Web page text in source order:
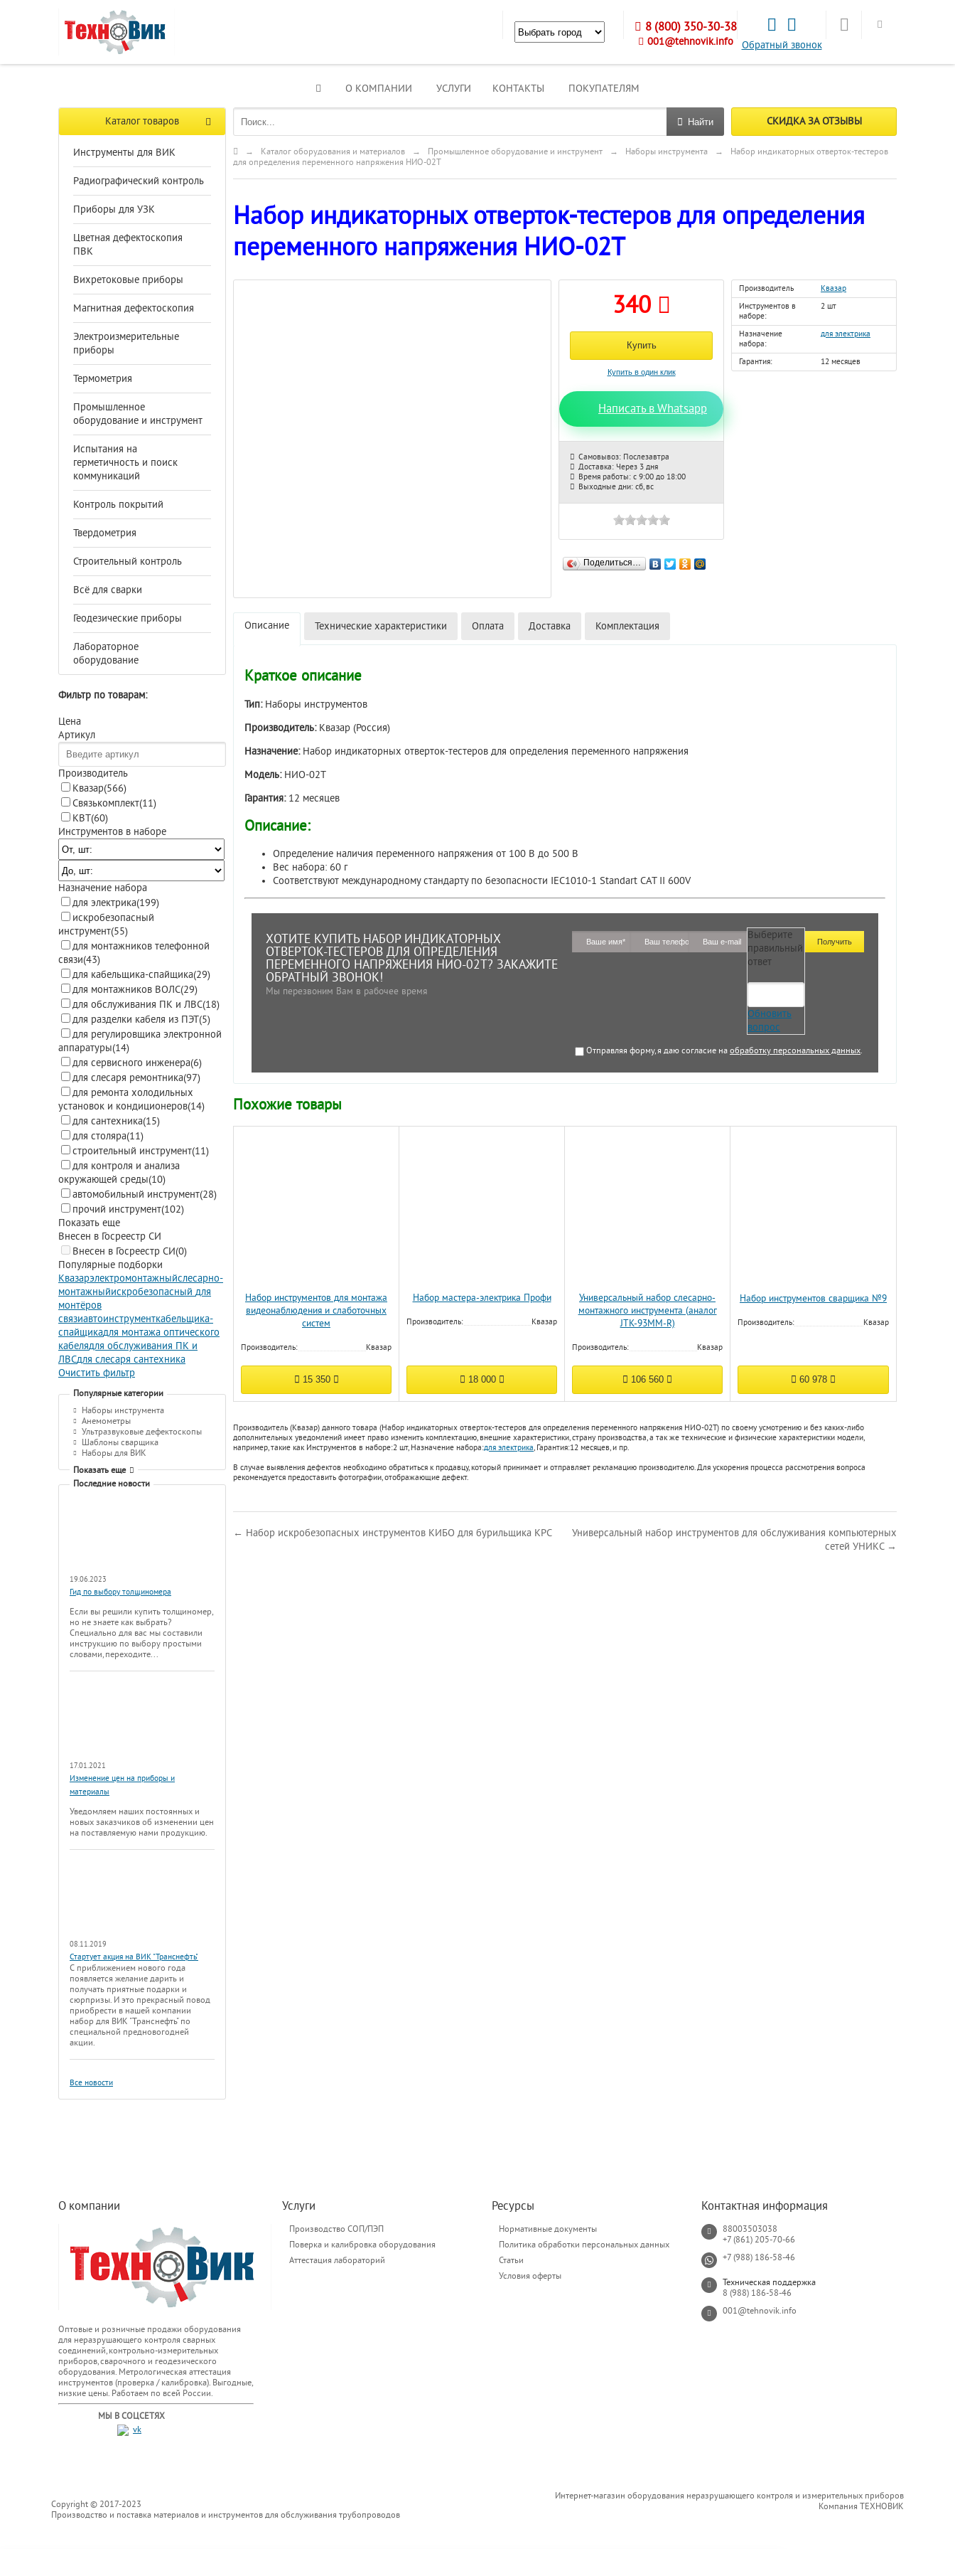
Обратный звонок
8 (800) 350-30-38
001@tehnovik.info
О КОМПАНИИ УСЛУГИ КОНТАКТЫ ПОКУПАТЕЛЯМ
Каталог товаров
Инструменты для ВИК
Радиографический контроль
Приборы для УЗК
Цветная дефектоскопия
ПВК
Вихретоковые приборы
Магнитная дефектоскопия
Электроизмерительные
приборы
Термометрия
Промышленное
оборудование и инструмент
Испытания на
герметичность и поиск
коммуникаций
Контроль покрытий
Твердометрия
Строительный контроль
Всё для сварки
Геодезические приборы
Лабораторное
оборудование
Фильтр по товарам:
Цена
Артикул
Производитель
Квазар(566)
Связькомплект(11)
КВТ(60)
Инструментов в наборе
Назначение набора
для электрика(199)
искробезопасный
инструмент(55)
для монтажников телефонной
связи(43)
для кабельщика-спайщика(29)
для монтажников ВОЛС(29)
для обслуживания ПК и ЛВС(18)
для разделки кабеля из ПЭТ(5)
для регулировщика электронной
аппаратуры(14)
для сервисного инженера(6)
для слесаря ремонтника(97)
для ремонта холодильных
установок и кондиционеров(14)
для сантехника(15)
для столяра(11)
строительный инструмент(11)
для контроля и анализа
окружающей среды(10)
автомобильный инструмент(28)
прочий инструмент(102)
Показать еще
Внесен в Госреестр СИ
Внесен в Госреестр СИ(0)
Популярные подборки
Квазарэлектромонтажныйслесарно-
монтажныйискробезопасный для
монтёров
связиавтоинструменткабельщика-
спайщикадля монтажа оптического
кабелядля обслуживания ПК и
ЛВСдля слесаря сантехника
Очистить фильтр
Популярные категории
Наборы инструмента
Анемометры
Ультразвуковые дефектоскопы
Шаблоны сварщика
Наборы для ВИК
Показать еще
Последние новости
19.06.2023
Гид по выбору толщиномера
Если вы решили купить толщиномер,
но не знаете как выбрать?
Специально для вас мы составили
инструкцию по выбору простыми
словами, переходите...
17.01.2021
Изменение цен на приборы и
материалы
Уведомляем наших постоянных и
новых заказчиков об изменении цен
на поставляемую нами продукцию.
08.11.2019
Стартует акция на ВИК "Транснефть"
С приближением нового года
появляется желание дарить и
получать приятные подарки и
сюрпризы. И это прекрасный повод
приобрести в нашей компании
набор для ВИК "Транснефть" по
специальной предновогодней
акции.
Все новости
Найти СКИДКА ЗА ОТЗЫВЫ
→ Каталог оборудования и материалов → Промышленное оборудование и инструмент → Наборы инструмента →
Набор индикаторных отверток-тестеров
для определения переменного напряжения НИО-02Т
Набор индикаторных отверток-тестеров для определения
переменного напряжения НИО-02Т
340
Написать в Whatsapp
Самовывоз: Послезавтра
Доставка: Через 3 дня
Время работы: с 9:00 до 18:00
Выходные дни: сб, вс
Поделиться…
Производитель
Квазар
Инструментов в
наборе:
2 шт
Назначение
набора:
для электрика
Гарантия: 12 месяцев
Описание Технические характеристики Оплата Доставка Комплектация
Краткое описание
Тип: Наборы инструментов
Производитель: Квазар (Россия)
Назначение: Набор индикаторных отверток-тестеров для определения переменного напряжения
Модель: НИО-02Т
Гарантия:12 месяцев
Описание:
Определение наличия переменного напряжения от 100 В до 500 В
Вес набора: 60 г
Соответствуют международному стандарту по безопасности IEC1010-1 Standart CAT II 600V
ХОТИТЕ КУПИТЬ НАБОР ИНДИКАТОРНЫХ
ОТВЕРТОК-ТЕСТЕРОВ ДЛЯ ОПРЕДЕЛЕНИЯ
ПЕРЕМЕННОГО НАПРЯЖЕНИЯ НИО-02Т? ЗАКАЖИТЕ
ОБРАТНЫЙ ЗВОНОК!
Мы перезвоним Вам в рабочее время
Выберите
правильный
ответ
Обновить
вопрос
Отправляя форму, я даю согласие на обработку персональных данных.
Похожие товары
Набор инструментов для монтажа
видеонаблюдения и слаботочных
систем
Производитель: Квазар
15 350
Набор мастера-электрика Профи
Производитель: Квазар
18 000
Универсальный набор слесарно-
монтажного инструмента (аналог
JTK-93MM-R)
Производитель: Квазар
106 560
Набор инструментов сварщика №9
Производитель: Квазар
60 978
Производитель (Квазар) данного товара (Набор индикаторных отверток-тестеров для определения переменного напряжения НИО-02Т) по своему усмотрению и без каких-либо
дополнительных уведомлений имеет право изменить комплектацию, внешние характеристики, страну производства, а так же технические и физические характеристики модели,
например, такие как Инструментов в наборе:2 шт, Назначение набора:для электрика, Гарантия:12 месяцев, и пр.
В случае выявления дефектов необходимо обратиться к продавцу, который принимает и отправляет рекламацию производителю. Для ускорения процесса рассмотрения вопроса
рекомендуется предоставить фотографии, отображающие дефект.
← Набор искробезопасных инструментов КИБО для бурильщика КРС
Универсальный набор инструментов для обслуживания компьютерных
сетей УНИКС →
О компании
Оптовые и розничные продажи оборудования
для неразрушающего контроля сварных
соединений, контрольно-измерительных
приборов, сварочного и геодезического
оборудования. Метрологическая аттестация
инструментов (проверка / калибровка). Выгодные,
низкие цены. Работаем по всей России.
МЫ В СОЦСЕТЯХ
Услуги
Производство СОП/ПЭП
Поверка и калибровка оборудования
Аттестация лабораторий
Ресурсы
Нормативные документы
Политика обработки персональных данных
Статьи
Условия оферты
Контактная информация
88003503038
+7 (861) 205-70-66
+7 (988) 186-58-46
Техническая поддержка
8 (988) 186-58-46
001@tehnovik.info
Copyright © 2017-2023
Производство и поставка материалов и инструментов для обслуживания трубопроводов
Интернет-магазин оборудования неразрушающего контроля и измерительных приборов
Компания ТЕХНОВИК